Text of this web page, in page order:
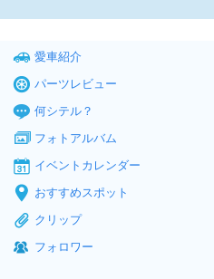
愛車紹介
パーツレビュー
何シテル？
フォトアルバム
イベントカレンダー
おすすめスポット
クリップ
フォロワー